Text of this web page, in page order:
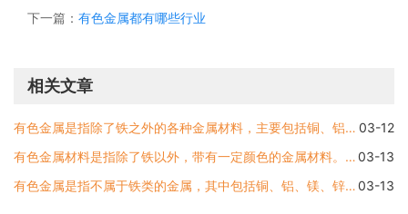
下一篇： 有色金属都有哪些行业
相关文章
有色金属是指除了铁之外的各种金属材料，主要包括铜、铝、镁、锌、钛、镍、钨、钼、铅、锡、银、金、铂等金属。这些有色金属对人类的历史和文明进程产生了重要的影响，被广泛 03-12
有色金属材料是指除了铁以外，带有一定颜色的金属材料。根据元素的不同，有色金属材料种类众多，其中常见的有铜、铝、锌、铅、镁、钛等。下面就让我们来详细了解一下这些常用03-13
有色金属是指不属于铁类的金属，其中包括铜、铝、镁、锌和钛等材料，在工业和生活生产中有广泛的用途。有色金属通常具有优良的物理、化学性能和较高的导电、导热性能，应用范03-13